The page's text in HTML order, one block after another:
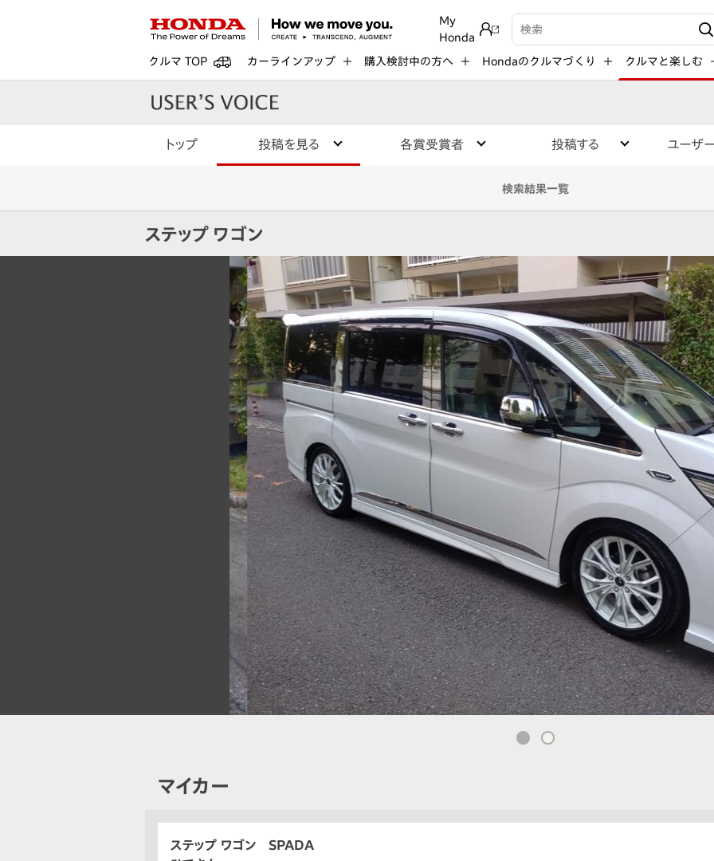
My
Honda
検索キーワード入力
クルマ TOP カーラインアップ 購入検討中の方へ Hondaのクルマづくり クルマと楽しむ
トップ 投稿を見る 各賞受賞者 投稿する ユーザ
検索結果一覧
ステップ ワゴン
マイカー
ステップ ワゴン SPADA